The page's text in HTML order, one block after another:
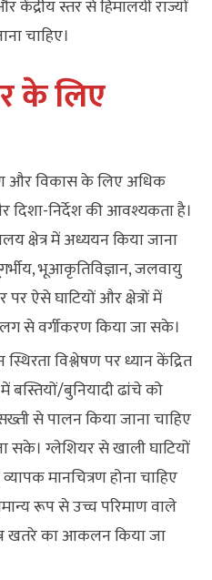
केंद्रीय स्तर से हिमालयी राज्यों
चाहिए।
के लिए
और विकास के लिए अधिक
निर्देश की आवश्यकता है।
क्षेत्र में अध्ययन किया जाना
भूआकृतिविज्ञान, जलवायु
ऐसे घाटियों और क्षेत्रों में
से वर्गीकरण किया जा सके।
विश्लेषण पर ध्यान केंद्रित
बस्तियों/बुनियादी ढांचे को
से पालन किया जाना चाहिए
सके। ग्लेशियर से खाली घाटियों
मानचित्रण होना चाहिए
रूप से उच्च परिमाण वाले
खतरे का आकलन किया जा